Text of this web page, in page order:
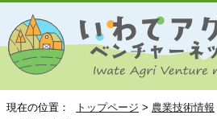
現在の位置： トップページ > 農業技術情報